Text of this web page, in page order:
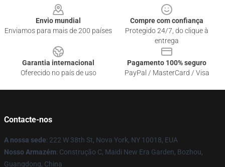
Envio mundial
Enviamos para mais de 200 países
Compre com confiança
Protegido 24/7, do clique à
entrega
Garantia internacional
Oferecido no país de uso
Pagamento 100% seguro
PayPal / MasterCard / Visa
Contacte-nos
A nossa sede: 222 W 38th St, Nova York, NY 10018, EUA
Nosso Armazém: Construção C, Maidi New Era Garden, Bozhou,
Guangdong, China